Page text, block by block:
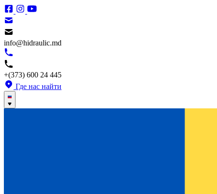
info@hidraulic.md
+(373) 600 24 445
Где нас найти